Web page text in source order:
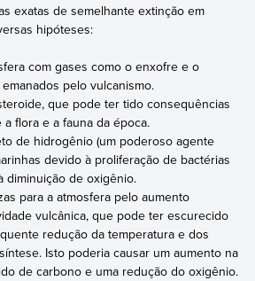
exatas de semelhante extinção em
hipóteses:
com gases como o enxofre e o
pelo vulcanismo.
que pode ter tido consequências
flora e a fauna da época.
de hidrogênio (um poderoso agente
devido à proliferação de bactérias
diminuição de oxigênio.
para a atmosfera pelo aumento
vulcânica, que pode ter escurecido
redução da temperatura e dos
Isto poderia causar um aumento na
de carbono e uma redução do oxigênio.